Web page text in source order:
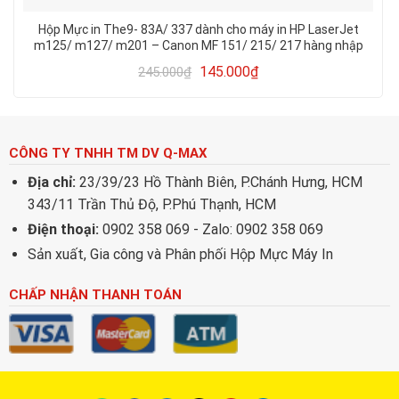
Hộp Mực in The9- 83A/ 337 dành cho máy in HP LaserJet
m125/ m127/ m201 – Canon MF 151/ 215/ 217 hàng nhập
245.000₫ 145.000₫
CÔNG TY TNHH TM DV Q-MAX
Địa chỉ: 23/39/23 Hồ Thành Biên, P.Chánh Hưng, HCM
343/11 Trần Thủ Độ, P.Phú Thạnh, HCM
Điện thoại: 0902 358 069 - Zalo: 0902 358 069
Sản xuất, Gia công và Phân phối Hộp Mực Máy In
CHẤP NHẬN THANH TOÁN